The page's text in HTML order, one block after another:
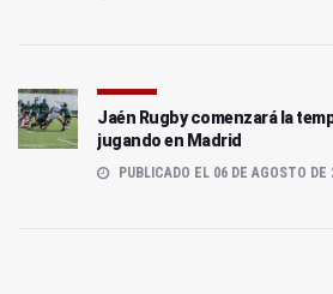
Jaén Rugby comenzará la
jugando en Madrid
PUBLICADO EL 06 DE AGOSTO DE